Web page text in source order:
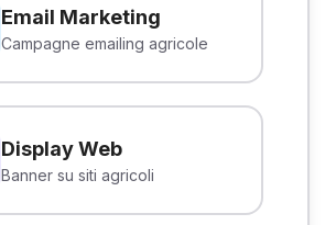
Email Marketing
Campagne emailing agricole
Display Web
Banner su siti agricoli